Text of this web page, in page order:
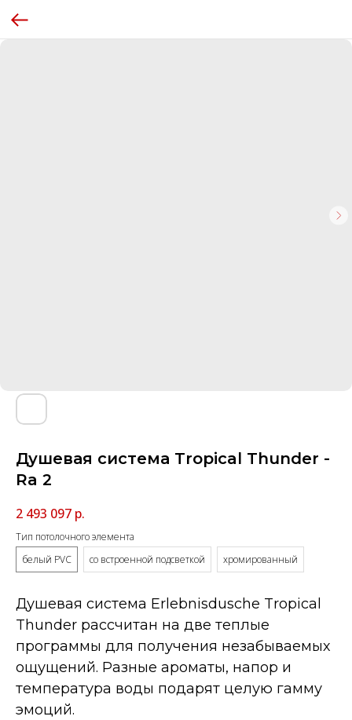
Душевая система Tropical Thunder -
Ra 2
2 493 097 р.
Тип потолочного элемента
белый PVC
со встроенной подсветкой хромированный
Душевая система Erlebnisdusche Tropical
Thunder рассчитан на две теплые
программы для получения незабываемых
ощущений. Разные ароматы, напор и
температура воды подарят целую гамму
эмоций.